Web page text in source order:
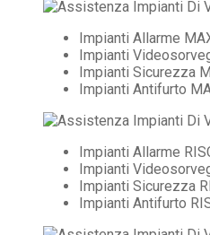
Impianti Allarme
Impianti
Impianti Sicurezza
Impianti Antifurto
Impianti Allarme
Impianti
Impianti Sicurezza
Impianti Antifurto